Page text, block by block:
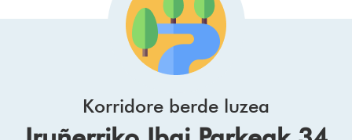
Korridore berde luzea